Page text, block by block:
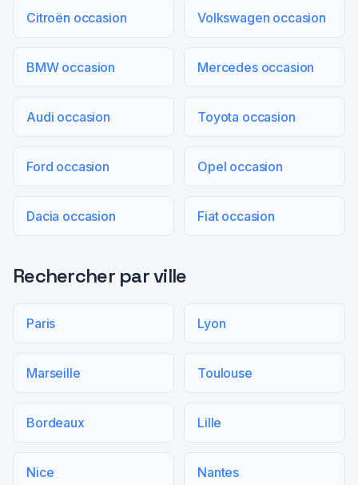
Citroën occasion Volkswagen occasion
BMW occasion Mercedes occasion
Audi occasion Toyota occasion
Ford occasion Opel occasion
Dacia occasion Fiat occasion
Rechercher par ville
Paris Lyon
Marseille Toulouse
Bordeaux Lille
Nice Nantes